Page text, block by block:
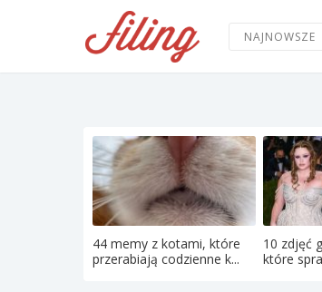
NAJNOWSZE
44 memy z kotami, które
przerabiają codzienne k...
10 zdjęć
które